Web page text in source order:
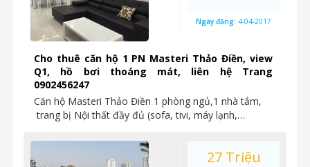
Cho thuê căn hộ 1 PN Masteri Thảo Điền, view
Q1, hồ bơi thoáng mát, liên hệ Trang
0902456247
Căn hộ Masteri Thảo Điền 1 phòng ngủ,1 nhà tắm,
trang bị Nội thất đầy đủ (sofa, tivi, máy lạnh,…
Ngày đăng: 4-04-2017
27 Triệu